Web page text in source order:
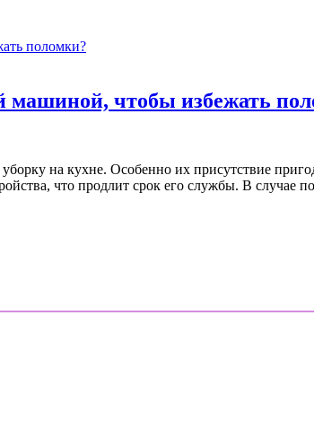
машиной, чтобы избежать
на кухне. Особенно их присутствие
что продлит срок его службы. В случае